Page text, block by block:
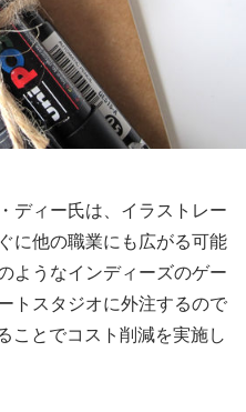
ディー氏は、イラストレー
に他の職業にも広がる可能
ようなインディーズのゲー
トスタジオに外注するので
ことでコスト削減を実施し